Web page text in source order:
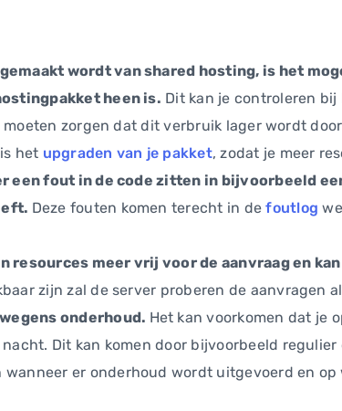
wordt van shared hosting, is het
heen is. Dit kan je controleren bij
zorgen dat dit verbruik lager wordt
het upgraden van je pakket, zodat je meer
een fout in de code zitten in bijvoorbeeld
Deze fouten komen terecht in defoutlog
resources meer vrij voor de aanvraag en
zijn zal de server proberen de aanvragen
onderhoud. Het kan voorkomen dat je
Dit kan komen door bijvoorbeeld
wanneer er onderhoud wordt uitgevoerd en